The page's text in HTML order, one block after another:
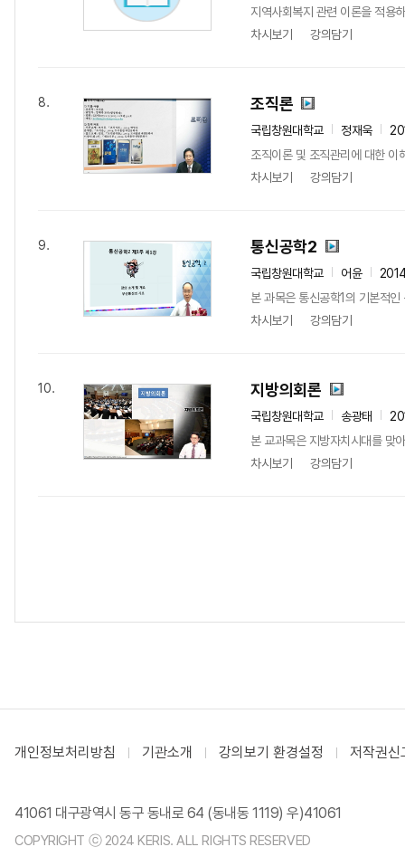
지역사회복지 관련 이론을 적용
차시보기
강의담기
8. 조직론
국립창원대학교 정재욱
조직이론 및 조직관리에 대한 이
차시보기
강의담기
9. 통신공학2
국립창원대학교 어윤
본 과목은 통신공학1의 기본적
차시보기
강의담기
10. 지방의회론
국립창원대학교 송광태
본 교과목은 지방자치시대를 맞
차시보기
강의담기
개인정보처리방침 기관소개 강의보기 환경설정 저작권신
41061 대구광역시 동구 동내로 64 (동내동 1119) 우)41061
COPYRIGHT ⓒ 2024 KERIS. ALL RIGHTS RESERVED